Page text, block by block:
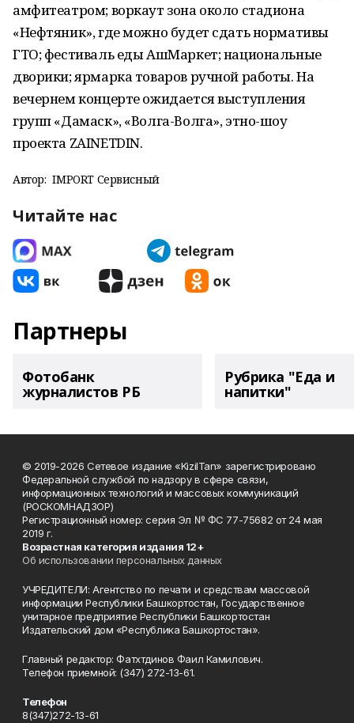
амфитеатром; воркаут зона около стадиона
«Нефтяник», где можно будет сдать нормативы
ГТО; фестиваль еды АшМаркет; национальные
дворики; ярмарка товаров ручной работы. На
вечернем концерте ожидается выступления
групп «Дамаск», «Волга-Волга», этно-шоу
проекта ZAINETDIN.
Автор: IMPORT Сервисный
Читайте нас
Партнеры
Фотобанк
журналистов РБ
Рубрика "Еда и
напитки"
© 2019-2026 Сетевое издание «KizilTan» зарегистрировано
Федеральной службой по надзору в сфере связи,
информационных технологий и массовых коммуникаций
(РОСКОМНАДЗОР)
Регистрационный номер: серия Эл № ФС 77-75682 от 24 мая
2019 г.
Возрастная категория издания 12+
Об использовании персональных данных
УЧРЕДИТЕЛИ: Агентство по печати и средствам массовой
информации Республики Башкортостан, Государственное
унитарное предприятие Республики Башкортостан
Издательский дом «Республика Башкортостан».
Главный редактор: Фатхтдинов Фаил Камилович.
Телефон приемной: (347) 272-13-61.
Телефон
8(347)272-13-61